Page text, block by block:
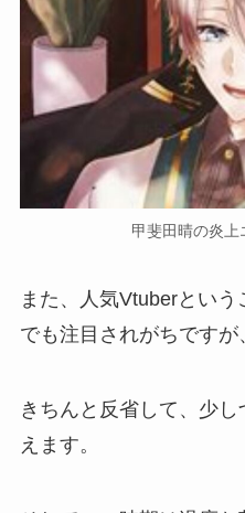
甲斐田晴の炎上
また、人気Vtuberとい
でも注目されがちですが
きちんと反省して、少し
えます。